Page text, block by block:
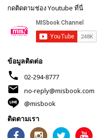
กดติดตามช่อง Youtube ที่นี่
ข้อมูลติดต่อ
phone 02-294-8777
mail
no-reply@misbook.com
@misbook
ติดตามเรา